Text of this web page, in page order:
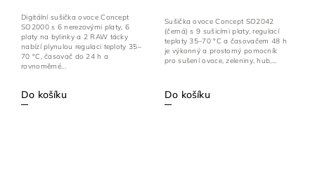
Do košíku
Digitální sušička ovoce Concept
SO2000 s 6 nerezovými platy, 6
platy na bylinky a 2 RAW tácky
nabízí plynulou regulaci teploty 35–
70 °C, časovač do 24 h a
rovnoměrné...
Do košíku
Sušička ovoce Concept SO2042
(černá) s 9 sušicími platy, regulací
teploty 35–70 °C a časovačem 48 h
je výkonný a prostorný pomocník
pro sušení ovoce, zeleniny, hub,...